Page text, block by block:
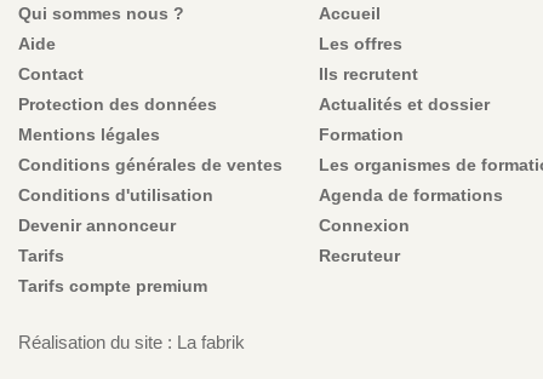
Qui sommes nous ?
Aide
Contact
Protection des données
Mentions légales
Conditions générales de ventes
Conditions d'utilisation
Devenir annonceur
Tarifs
Tarifs compte premium
Accueil
Les offres
Ils recrutent
Actualités et dossier
Formation
Les organismes de
Agenda de formations
Connexion
Recruteur
Réalisation du site : La fabrik